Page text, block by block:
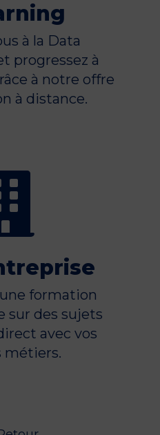
à la Data
progressez à
à notre offre
à distance.
formation
sur des sujets
avec vos
métiers.